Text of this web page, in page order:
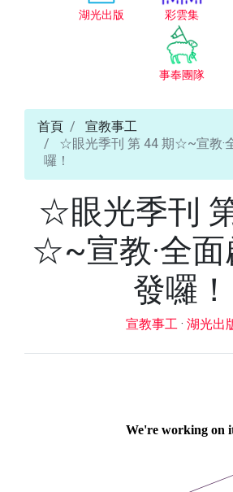
湖光出版 彩雲集
事奉團隊
首頁
宣教事工
☆眼光季刊 第 44 期☆~宣教·
囉！
☆眼光季刊
☆~宣教·全面
發囉！
宣教事工 · 湖光出